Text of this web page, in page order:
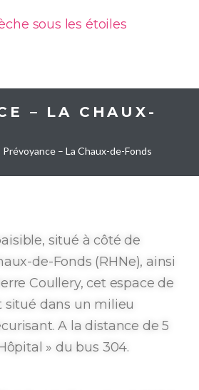
– LA CHAUX-
Prévoyance – La Chaux-de-Fonds
situé à côté de
de-Fonds (RHNe), ainsi
Coullery, cet espace de
situé dans un milieu
A la distance de 5
» du bus 304.